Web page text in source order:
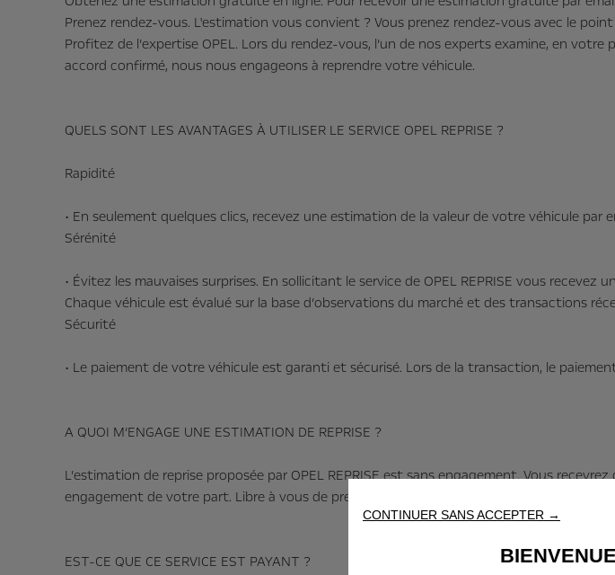
Prenez rendez-vous. L'estimation vous convient ? Vous prenez rendez-vous avec le
Profitez de l’expertise OPEL. Lors du rendez-vous, l’un de nos experts examine, en
accord confirmé, nous nous engageons à reprendre votre véhicule.
QUELS SONT LES AVANTAGES À UTILISER LE SERVICE OPEL REPRISE ?
Rapidité
• En seulement quelques clics, recevez une estimation de la valeur de votre véhicule par
Sérénité
• Évitez les mauvaises surprises. En sollicitant le service de OPEL REPRISE vous
Chaque véhicule est évalué sur la base d’observations du marché et des transactions
Sécurité
• Le paiement de votre véhicule est garanti et sécurisé. Lors de la transaction, le
A QUOI M’ENGAGE UNE ESTIMATION DE REPRISE ?
L’estimation de reprise proposée par OPEL REPRISE est sans engagement. Vous
engagement de votre part. Libre à vous de prendre un rendez-vous avec nos experts
EST-CE QUE CE SERVICE EST PAYANT ?
CONTINUER SANS ACCEPTER →